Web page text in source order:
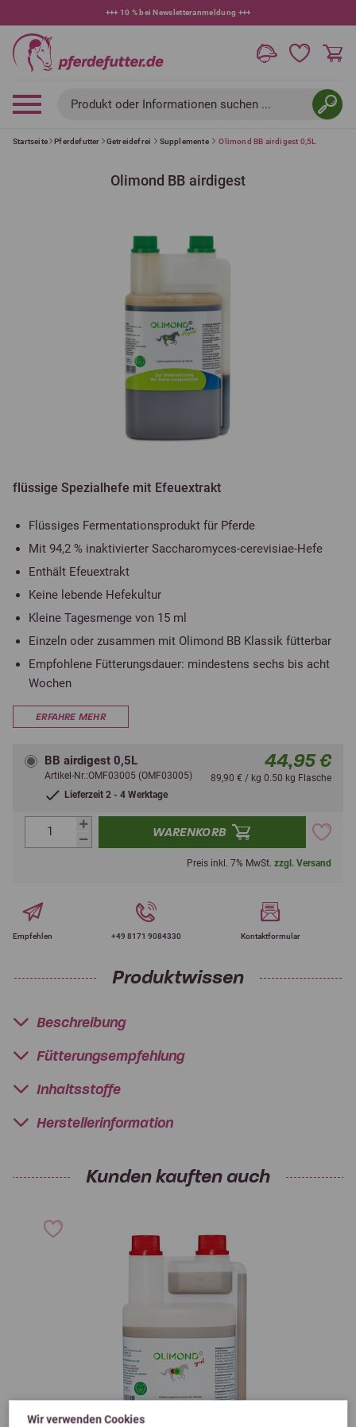
Wir verwenden Cookies
+++ 10 % bei Newsletteranmeldung +++
Produkt oder Informationen suchen ...
Startseite Pferdefutter Getreidefrei Supplemente Olimond BB airdigest 0,5L
Olimond BB airdigest
flüssige Spezialhefe mit Efeuextrakt
Flüssiges Fermentationsprodukt für Pferde
Mit 94,2 % inaktivierter Saccharomyces-cerevisiae-Hefe
Enthält Efeuextrakt
Keine lebende Hefekultur
Kleine Tagesmenge von 15 ml
Einzeln oder zusammen mit Olimond BB Klassik fütterbar
Empfohlene Fütterungsdauer: mindestens sechs bis acht
Wochen
ERFAHRE MEHR
BB airdigest 0,5L
Artikel-Nr.:OMF03005 (OMF03005)
Lieferzeit 2 - 4 Werktage
44,95 €
89,90 € / kg 0.50 kg Flasche
WARENKORB
Preis inkl. 7% MwSt. zzgl. Versand
Empfehlen +49 8171 9084330 Kontaktformular
Produktwissen
Beschreibung
Fütterungsempfehlung
Inhaltsstoffe
Herstellerinformation
Kunden kauften auch